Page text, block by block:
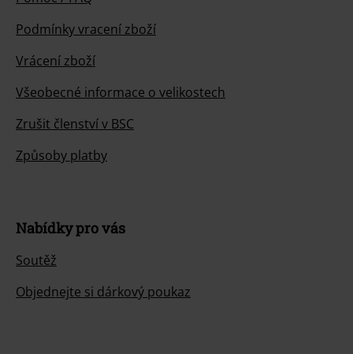
Podmínky vracení zboží
Vrácení zboží
Všeobecné informace o velikostech
Zrušit členství v BSC
Způsoby platby
Nabídky pro vás
Soutěž
Objednejte si dárkový poukaz